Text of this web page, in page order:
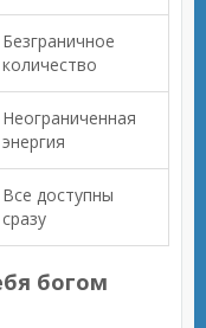
Безграничное
количество
Неограниченная
энергия
Все доступны
сразу
богом